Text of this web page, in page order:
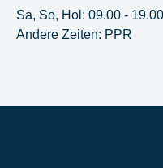
Sa, So, Hol: 09.00 -
Andere Zeiten: PPR